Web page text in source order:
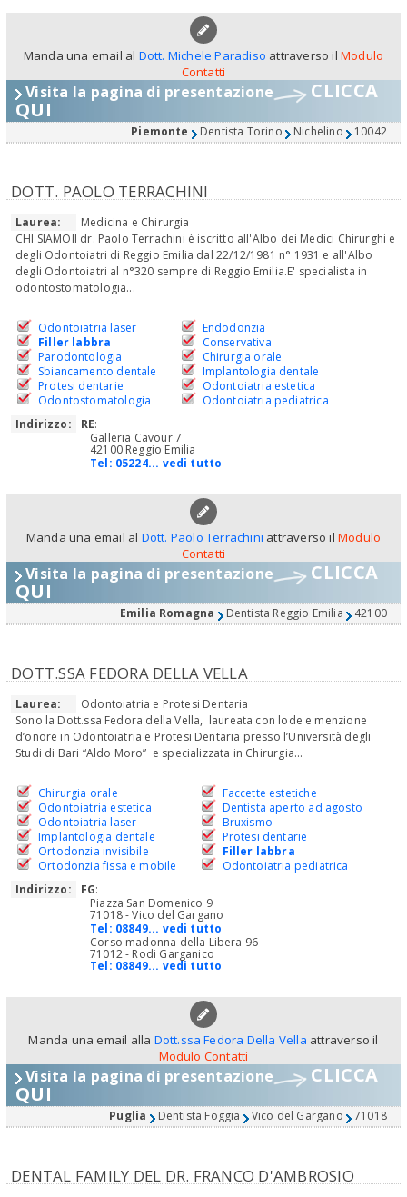
Manda una email al Dott. Michele Paradiso attraverso il Modulo
Contatti
Visita la pagina di presentazione CLICCA
QUI
Piemonte Dentista Torino Nichelino 10042
DOTT. PAOLO TERRACHINI
Laurea:
Medicina e Chirurgia
CHI SIAMOIl dr. Paolo Terrachini è iscritto all'Albo dei Medici Chirurghi e
degli Odontoiatri di Reggio Emilia dal 22/12/1981 n° 1931 e all'Albo
degli Odontoiatri al n°320 sempre di Reggio Emilia.E' specialista in
odontostomatologia...
Odontoiatria laser
Filler labbra
Parodontologia
Sbiancamento dentale
Protesi dentarie
Odontostomatologia
Endodonzia
Conservativa
Chirurgia orale
Implantologia dentale
Odontoiatria estetica
Odontoiatria pediatrica
Indirizzo:
RE:
Galleria Cavour 7
42100 Reggio Emilia
Tel: 05224... vedi tutto
Manda una email al Dott. Paolo Terrachini attraverso il Modulo
Contatti
Visita la pagina di presentazione CLICCA
QUI
Emilia Romagna Dentista Reggio Emilia 42100
DOTT.SSA FEDORA DELLA VELLA
Laurea:
Odontoiatria e Protesi Dentaria
Sono la Dott.ssa Fedora della Vella, laureata con lode e menzione
d’onore in Odontoiatria e Protesi Dentaria presso l’Università degli
Studi di Bari “Aldo Moro” e specializzata in Chirurgia...
Chirurgia orale
Odontoiatria estetica
Odontoiatria laser
Implantologia dentale
Ortodonzia invisibile
Ortodonzia fissa e mobile
Faccette estetiche
Dentista aperto ad agosto
Bruxismo
Protesi dentarie
Filler labbra
Odontoiatria pediatrica
Indirizzo:
FG:
Piazza San Domenico 9
71018 - Vico del Gargano
Tel: 08849... vedi tutto
Corso madonna della Libera 96
71012 - Rodi Garganico
Tel: 08849... vedi tutto
Manda una email alla Dott.ssa Fedora Della Vella attraverso il
Modulo Contatti
Visita la pagina di presentazione CLICCA
QUI
Puglia Dentista Foggia Vico del Gargano 71018
DENTAL FAMILY DEL DR. FRANCO D'AMBROSIO